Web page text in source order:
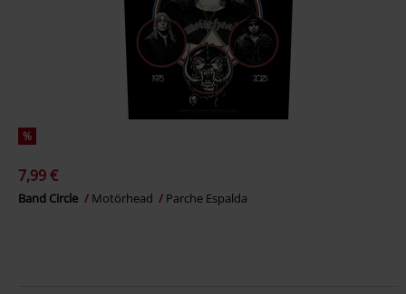
%
7,99 €
Band Circle Motörhead Parche Espalda